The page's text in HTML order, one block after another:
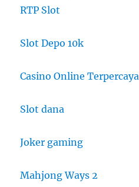
RTP Slot
Slot Depo 10k
Casino Online Terpercaya
Slot dana
Joker gaming
Mahjong Ways 2